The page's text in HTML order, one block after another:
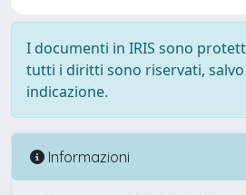
I documenti in IRIS sono
tutti i diritti sono riservati, salvo
indicazione.
Informazioni